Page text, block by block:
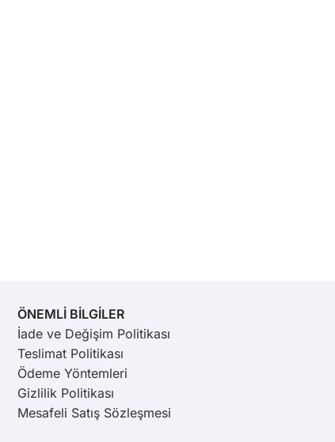
ÖNEMLİ BİLGİLER
İade ve Değişim Politikası
Teslimat Politikası
Ödeme Yöntemleri
Gizlilik Politikası
Mesafeli Satış Sözleşmesi